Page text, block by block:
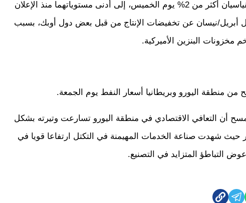
وانخفض الخامان القياسيان أكثر من 2% يوم الخميس، إلى أدنى مستوياتهما منذ الإعلان
أبريل/نيسان عن تخفيضات الإنتاج من قبل بعض دول أوبك، بسبب
مخزونات البنزين الأميركية.
من منطقة اليورو وبريطانيا أسعار النفط يوم الجمعة.
أن التعافي الاقتصادي في منطقة اليورو تسارعت وتيرته بشكل
حيث شهدت صناعة الخدمات المهيمنة في التكتل ارتفاعا قويا في
التباطؤ المتزايد في التصنيع.